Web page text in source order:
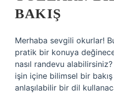
BAKIŞ
Merhaba sevgili okurlar!
pratik bir konuya
nasıl randevu
işin içine bilimsel bir
anlaşılabilir bir dil